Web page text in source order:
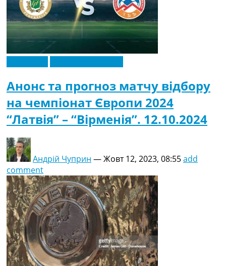
Анонс та прогноз матчу відбору
на чемпіонат Європи 2024
“Латвія” – “Вірменія”. 12.10.2024
Андрій Чуприн —Жовт 12, 2023, 08:55add
comment